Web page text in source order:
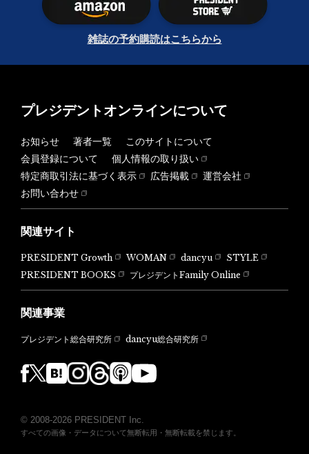
雑誌の予約購読はこちらから
プレジデントオンラインについて
お知らせ 著者一覧
このサイトについて
会員登録について
個人情報の取り扱い
特定商取引法に基づく表示
広告掲載
運営会社
お問い合わせ
関連サイト
PRESIDENT Growth WOMAN dancyu
STYLE
PRESIDENT BOOKS
プレジデントFamily Online
関連事業
プレジデント総合研究所 dancyu総合研究所
© 2008-2026 PRESIDENT Inc.
すべての画像・データについて無断転用・無断転載を禁じます。